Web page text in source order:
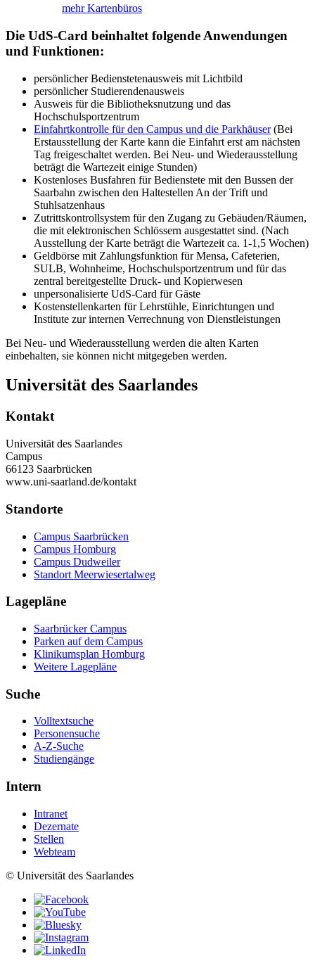
mehr Kartenbüros
Die UdS-Card beinhaltet folgende Anwendungen
und Funktionen:
persönlicher Bedienstetenausweis mit Lichtbild
persönlicher Studierendenausweis
Ausweis für die Bibliotheksnutzung und das
Hochschulsportzentrum
Einfahrtkontrolle für den Campus und die Parkhäuser(Bei
Erstausstellung der Karte kann die Einfahrt erst am nächsten
Tag freigeschaltet werden. Bei Neu- und Wiederausstellung
beträgt die Wartezeit einige Stunden)
Kostenloses Busfahren für Bedienstete mit den Bussen der
Saarbahn zwischen den Haltestellen An der Trift und
Stuhlsatzenhaus
Zutrittskontrollsystem für den Zugang zu Gebäuden/Räumen,
die mit elektronischen Schlössern ausgestattet sind. (Nach
Ausstellung der Karte beträgt die Wartezeit ca. 1-1,5 Wochen)
Geldbörse mit Zahlungsfunktion für Mensa, Cafeterien,
SULB, Wohnheime, Hochschulsportzentrum und für das
zentral bereitgestellte Druck- und Kopierwesen
unpersonalisierte UdS-Card für Gäste
Kostenstellenkarten für Lehrstühle, Einrichtungen und
Institute zur internen Verrechnung von Dienstleistungen
Bei Neu- und Wiederausstellung werden die alten Karten
einbehalten, sie können nicht mitgegeben werden.
Universität des Saarlandes
Kontakt
Universität des Saarlandes
Campus
66123 Saarbrücken
www.uni-saarland.de/kontakt
Standorte
Campus Saarbrücken
Campus Homburg
Campus Dudweiler
Standort Meerwiesertalweg
Lagepläne
Saarbrücker Campus
Parken auf dem Campus
Klinikumsplan Homburg
Weitere Lagepläne
Suche
Volltextsuche
Personensuche
A-Z-Suche
Studiengänge
Intern
Intranet
Dezernate
Stellen
Webteam
© Universität des Saarlandes